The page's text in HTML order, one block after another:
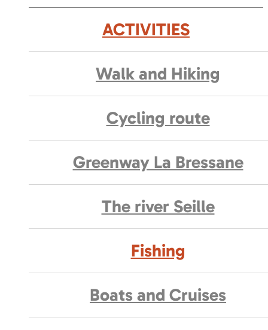
ACTIVITIES
Walk and Hiking
Cycling route
Greenway La Bressane
The river Seille
Fishing
Boats and Cruises